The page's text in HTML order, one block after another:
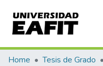
Communities & Collections
Home Tesis de Grado